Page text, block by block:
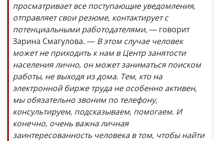
просматривает все поступающие уведомления,
отправляет свои резюме, контактирует с
потенциальными работодателями, — говорит
Зарина Смагулова. — В этом случае человек
может не приходить к нам в Центр занятости
населения лично, он может заниматься поиском
работы, не выходя из дома. Тем, кто на
электронной бирже труда не особенно активен,
мы обязательно звоним по телефону,
консультируем, подсказываем, помогаем. И
конечно, очень важна личная
заинтересованность человека в том, чтобы найти